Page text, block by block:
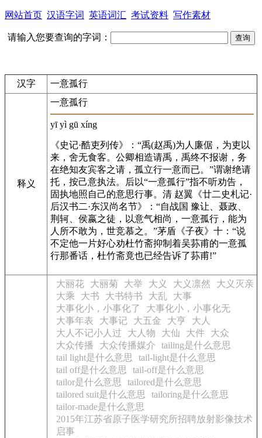
网站首页 汉语字词 英语词汇 考试资料 写作素材
请输入您要查询的字词：
汉字 一意孤行
释义
一意孤行
yī yì gū xíng
《史记·酷吏列传》：“禹(赵禹)为人廉倨，为吏以
来，舍无食客。公卿相造请禹，禹终不报谢，务
在绝知友宾客之请，孤立行一意而已。”谓谢绝请
托，按己意执法。后以“一意孤行”指不听劝告，
固执地照自己的意思行事。清 赵翼《廿二史札记·
后汉书二·东汉尚名节》：“自战国 豫让、聂政、
荆轲、侯嬴之徒，以意气相尚，一意孤行，能为
人所不敢为，世竞慕之。”茅盾《子夜》十：“说
不定他一片好心劝杜竹斋抑制着吴荪甫的一意孤
行那番话，杜竹斋竟也已经告诉了荪甫!”
大丽花 大丽菊 大举 大义 大义凛然
大义灭亲
大乘
大书 大书特书 大乱
大事
大事化小，小事化了
大事化小，小事化无
大事年表
大事记 大五金 大亨
大人
大人不记小人过
大人物 大仙 大件
大众
大众传播
大众传播媒介
tailing是什么意思
tail light是什么意思
tail-light是什么意思
tail off是什么意思
tail-off是什么意思
tailor是什么意思
tailored是什么意思
tailored suit是什么意思
tailoring是什么意思
tailor-made是什么意思
2015年江苏省原子医学研究所招聘放射影像技术
启事